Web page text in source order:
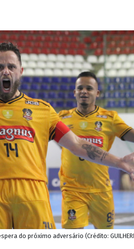
do próximo adversário (Crédito: